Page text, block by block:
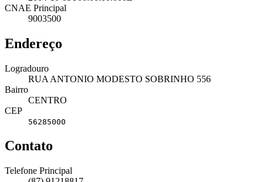
CNAE Principal
9003500
Endereço
Logradouro
RUA ANTONIO MODESTO SOBRINHO 556
Bairro
CENTRO
CEP
56285000
Contato
Telefone Principal